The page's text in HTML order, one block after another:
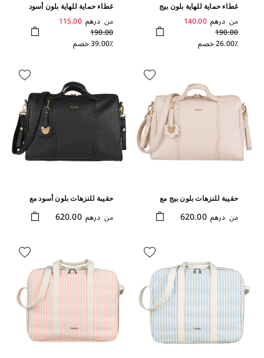
غطاء حماية للهاية بلون بيج
من درهم 140.00
190.00
26.00٪ خصم
غطاء حماية للهاية بلون أسود
من درهم 115.00
190.00
39.00٪ خصم
حقيبة للنزهات بلون بيج مع
من درهم 620.00
حقيبة للنزهات بلون أسود مع
من درهم 620.00